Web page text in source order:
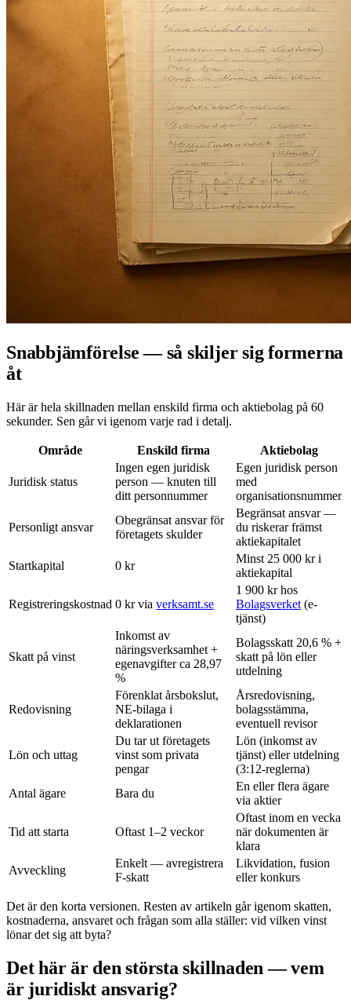
Snabbjämförelse — så skiljer sig formerna
åt
Här är hela skillnaden mellan enskild firma och aktiebolag på 60
sekunder. Sen går vi igenom varje rad i detalj.
Område Enskild firma Aktiebolag
Juridisk status
Ingen egen juridisk
person — knuten till
ditt personnummer
Egen juridisk person
med
organisationsnummer
Personligt ansvar
Obegränsat ansvar för
företagets skulder
Begränsat ansvar —
du riskerar främst
aktiekapitalet
Startkapital
0 kr
Minst 25 000 kr i
aktiekapital
Registreringskostnad 0 kr via verksamt.se
1 900 kr hos
Bolagsverket (e-
tjänst)
Skatt på vinst
Inkomst av
näringsverksamhet +
egenavgifter ca 28,97
%
Bolagsskatt 20,6 % +
skatt på lön eller
utdelning
Redovisning
Förenklat årsbokslut,
NE-bilaga i
deklarationen
Årsredovisning,
bolagsstämma,
eventuell revisor
Lön och uttag
Du tar ut företagets
vinst som privata
pengar
Lön (inkomst av
tjänst) eller utdelning
(3:12-reglerna)
Antal ägare
Bara du
En eller flera ägare
via aktier
Tid att starta Oftast 1–2 veckor
Oftast inom en vecka
när dokumenten är
klara
Avveckling
Enkelt — avregistrera
F-skatt
Likvidation, fusion
eller konkurs
Det är den korta versionen. Resten av artikeln går igenom skatten,
kostnaderna, ansvaret och frågan som alla ställer: vid vilken vinst
lönar det sig att byta?
Det här är den största skillnaden — vem
är juridiskt ansvarig?